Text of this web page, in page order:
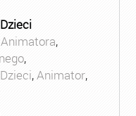
,
,
,Animator,